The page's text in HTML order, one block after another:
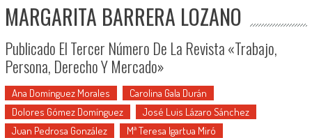
MARGARITA BARRERA LOZANO
Publicado El Tercer Número De La Revista «Trabajo,
Persona, Derecho Y Mercado»
Ana Domínguez Morales
Carolina Gala Durán
Dolores Gómez Domínguez
José Luis Lázaro Sánchez
Juan Pedrosa González
Mª Teresa Igartua Miró